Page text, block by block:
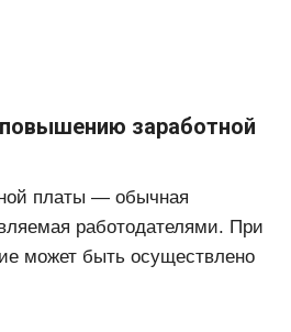
заработной
платы — обычная
работодателями. При
может быть осуществлено